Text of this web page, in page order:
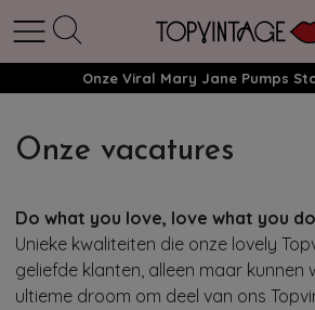
Onze Viral Mary Jane Pumps
Onze vacatures
Do what you love, love what you
Unieke kwaliteiten die onze lovely
geliefde klanten, alleen maar kunnen
ultieme droom om deel van ons